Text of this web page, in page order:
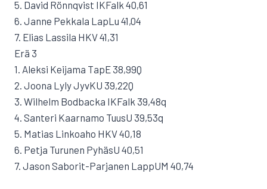
5. David Rönnqvist IKFalk 40,61
6. Janne Pekkala LapLu 41,04
7. Elias Lassila HKV 41,31
Erä 3
1. Aleksi Keijama TapE 38,99Q
2. Joona Lyly JyvKU 39,22Q
3. Wilhelm Bodbacka IKFalk 39,48q
4. Santeri Kaarnamo TuusU 39,53q
5. Matias Linkoaho HKV 40,18
6. Petja Turunen PyhäsU 40,51
7. Jason Saborit-Parjanen LappUM 40,74